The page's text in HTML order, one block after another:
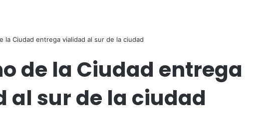
la Ciudad entrega vialidad al sur de la ciudad
de la Ciudad entrega
al sur de la ciudad